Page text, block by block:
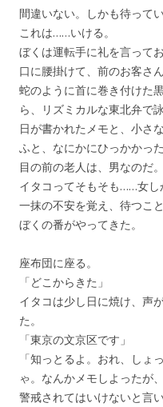
間違いない。しかも待って
これは……いける。
ぼくは運転手に礼を言って
口に腰掛けて、前のお客さ
蛇のように首に巻き付けた
ら、リズミカルな東北弁で
日が書かれたメモと、小さ
ふと、なにかにひっかかった
目の前の老人は、男なのだ。
イタコってそもそも……女
一抹の不安を覚え、待つこと
ぼくの番がやってきた。
座布団に座る。
「どこからきた」
イタコは少し日に焼け、声
た。
「東京の文京区です」
「知っとるよ。おれ、しょ
ゃ。なんかメモしよったが
警戒されてはいけないと言い